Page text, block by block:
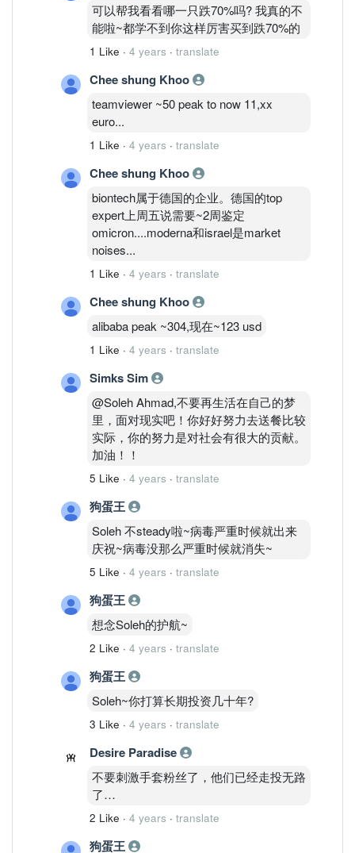
可以帮我看看哪一只跌70%吗? 我真的不
能啦~都学不到你这样厉害买到跌70%的
1 Like · 4 years · translate
Chee shung Khoo
teamviewer ~50 peak to now 11,xx
euro...
1 Like · 4 years · translate
Chee shung Khoo
biontech属于德国的企业。德国的top
expert上周五说需要~2周鉴定
omicron....moderna和israel是market
noises...
1 Like · 4 years · translate
Chee shung Khoo
alibaba peak ~304,现在~123 usd
1 Like · 4 years · translate
Simks Sim
@Soleh Ahmad,不要再生活在自己的梦
里，面对现实吧！你好好努力去送餐比较
实际，你的努力是对社会有很大的贡献。
加油！！
5 Like · 4 years · translate
狗蛋王
Soleh 不steady啦~病毒严重时候就出来
庆祝~病毒没那么严重时候就消失~
5 Like · 4 years · translate
狗蛋王
想念Soleh的护航~
2 Like · 4 years · translate
狗蛋王
Soleh~你打算长期投资几十年?
3 Like · 4 years · translate
Desire Paradise
不要刺激手套粉丝了，他们已经走投无路
了…
2 Like · 4 years · translate
狗蛋王